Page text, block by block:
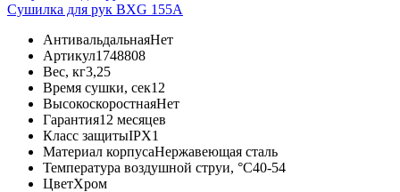
Сушилка для рук BXG 155A
АнтивальдальнаяНет
Артикул1748808
Вес, кг3,25
Время сушки, сек12
ВысокоскоростнаяНет
Гарантия12 месяцев
Класс защитыIPX1
Материал корпусаНержавеющая сталь
Температура воздушной струи, °С40-54
ЦветХром